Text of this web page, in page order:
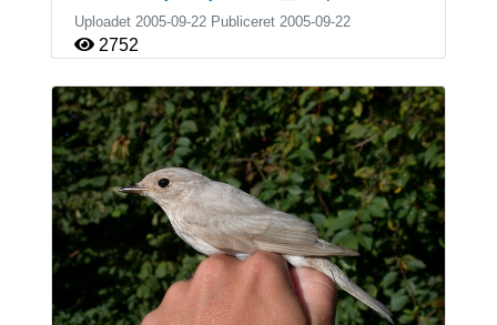
Uploadet 2005-09-22 Publiceret 2005-09-22
2752